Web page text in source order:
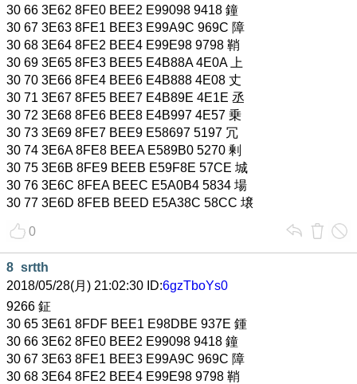
30 66 3E62 8FE0 BEE2 E99098 9418 鐘
30 67 3E63 8FE1 BEE3 E99A9C 969C 障
30 68 3E64 8FE2 BEE4 E99E98 9798 鞘
30 69 3E65 8FE3 BEE5 E4B88A 4E0A 上
30 70 3E66 8FE4 BEE6 E4B888 4E08 丈
30 71 3E67 8FE5 BEE7 E4B89E 4E1E 丞
30 72 3E68 8FE6 BEE8 E4B997 4E57 乗
30 73 3E69 8FE7 BEE9 E58697 5197 冗
30 74 3E6A 8FE8 BEEA E589B0 5270 剰
30 75 3E6B 8FE9 BEEB E59F8E 57CE 城
30 76 3E6C 8FEA BEEC E5A0B4 5834 場
30 77 3E6D 8FEB BEED E5A38C 58CC 壌
0
8 srtth
2018/05/28(月) 21:02:30 ID:6gzTboYs0
9266 鉦
30 65 3E61 8FDF BEE1 E98DBE 937E 鍾
30 66 3E62 8FE0 BEE2 E99098 9418 鐘
30 67 3E63 8FE1 BEE3 E99A9C 969C 障
30 68 3E64 8FE2 BEE4 E99E98 9798 鞘